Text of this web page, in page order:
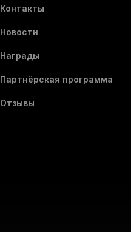
Контакты
Новости
Награды
Партнёрская программа
Отзывы